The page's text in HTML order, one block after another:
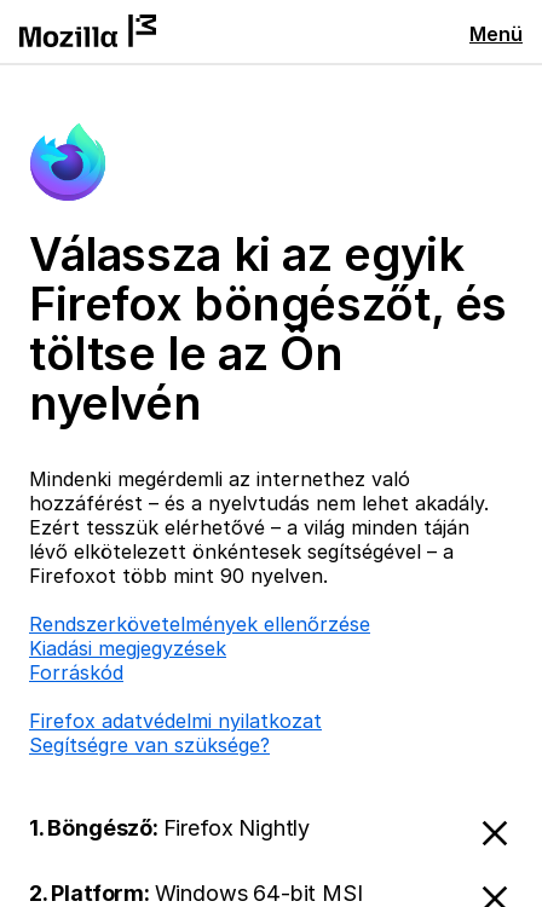
Menü
Válassza ki az egyik
Firefox böngészőt, és
töltse le az Ön
nyelvén
Mindenki megérdemli az internethez való
hozzáférést – és a nyelvtudás nem lehet akadály.
Ezért tesszük elérhetővé – a világ minden táján
lévő elkötelezett önkéntesek segítségével – a
Firefoxot több mint 90 nyelven.
Rendszerkövetelmények ellenőrzése
Kiadási megjegyzések
Forráskód
Firefox adatvédelmi nyilatkozat
Segítségre van szüksége?
1. Böngésző: Firefox Nightly
2. Platform: Windows 64-bit MSI